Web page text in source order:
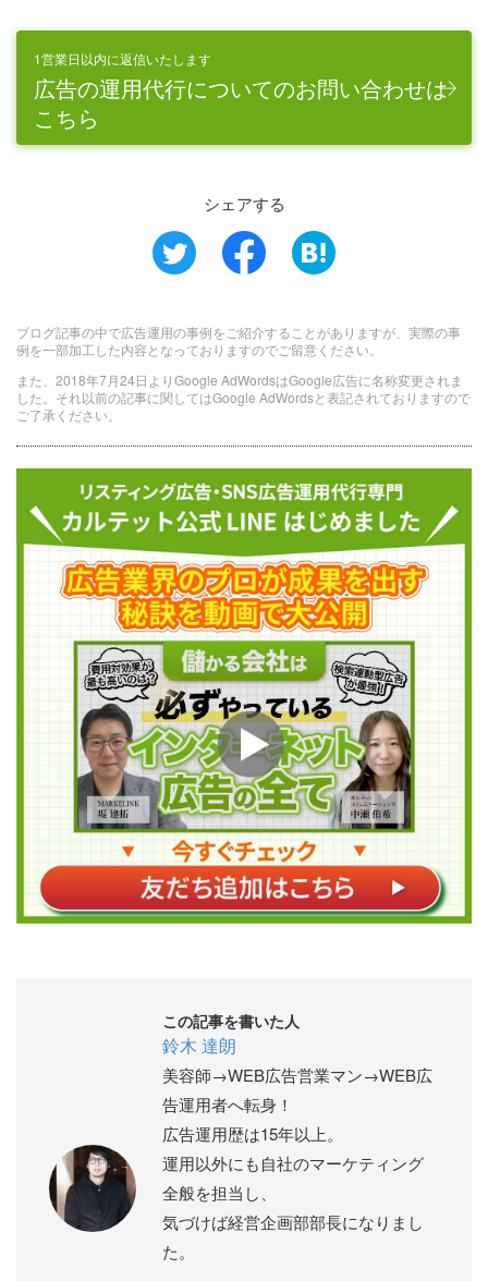
1営業日以内に返信いたします
広告の運用代行についてのお問い合わせは
こちら
シェアする
ブログ記事の中で広告運用の事例をご紹介することがありますが、実際の事
例を一部加工した内容となっておりますのでご留意ください。
また、2018年7月24日よりGoogle AdWordsはGoogle広告に名称変更されま
した。それ以前の記事に関してはGoogle AdWordsと表記されておりますので
ご了承ください。
この記事を書いた人
鈴木 達朗
美容師→WEB広告営業マン→WEB広
告運用者へ転身！
広告運用歴は15年以上。
運用以外にも自社のマーケティング
全般を担当し、
気づけば経営企画部部長になりまし
た。